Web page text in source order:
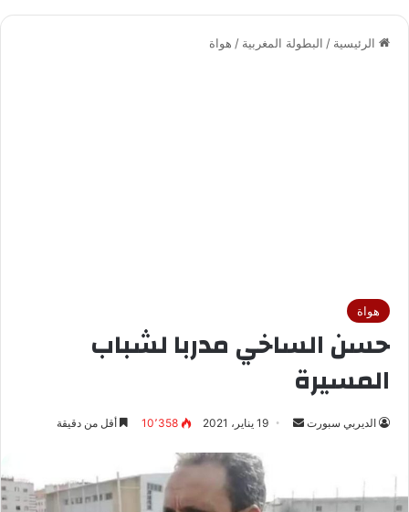
الرئيسية / البطولة المغربية / هواة
هواة
حسن الساخي مدربا لشباب
المسيرة
الديربي سبورت 19 يناير، 2021 10٬358 أقل من دقيقة